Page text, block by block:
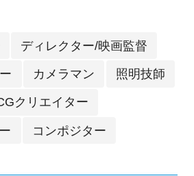
ディレクター/映画監督
カメラマン 照明技師
クリエイター
コンポジター